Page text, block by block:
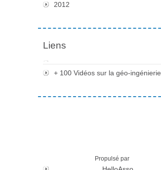
2012
Liens
+ 100 Vidéos sur la géo-ingénierie
Propulsé par